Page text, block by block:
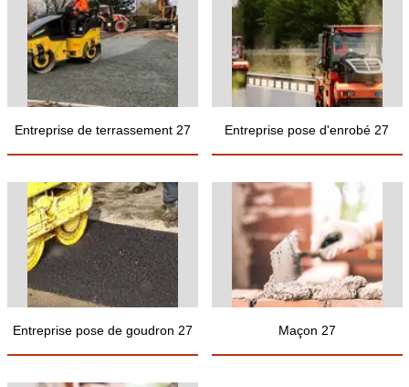
Entreprise de terrassement 27 Entreprise pose d'enrobé 27
Entreprise pose de goudron 27 Maçon 27